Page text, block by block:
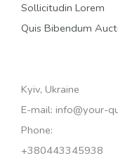
Sollicitudin Lorem
Quis Bibendum
Kyiv, Ukraine
E-mail: info@your-
Phone:
+380443345938